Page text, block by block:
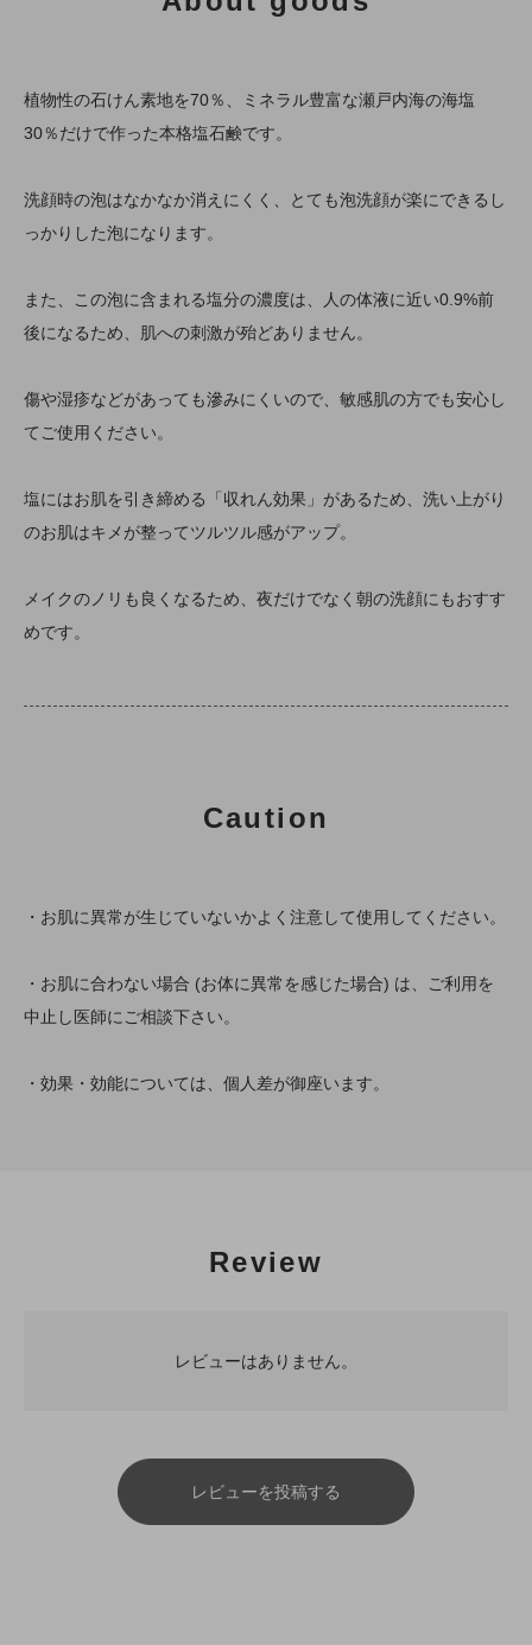
植物性の石けん素地を70％、ミネラル豊富な瀬戸内海の海塩
30％だけで作った本格塩石鹸です。
洗顔時の泡はなかなか消えにくく、とても泡洗顔が楽にできるし
っかりした泡になります。
また、この泡に含まれる塩分の濃度は、人の体液に近い0.9%前
後になるため、肌への刺激が殆どありません。
傷や湿疹などがあっても滲みにくいので、敏感肌の方でも安心し
てご使用ください。
塩にはお肌を引き締める「収れん効果」があるため、洗い上がり
のお肌はキメが整ってツルツル感がアップ。
メイクのノリも良くなるため、夜だけでなく朝の洗顔にもおすす
めです。
Caution
・お肌に異常が生じていないかよく注意して使用してください。
・お肌に合わない場合 (お体に異常を感じた場合) は、ご利用を
中止し医師にご相談下さい。
・効果・効能については、個人差が御座います。
Review
レビューはありません。
レビューを投稿する